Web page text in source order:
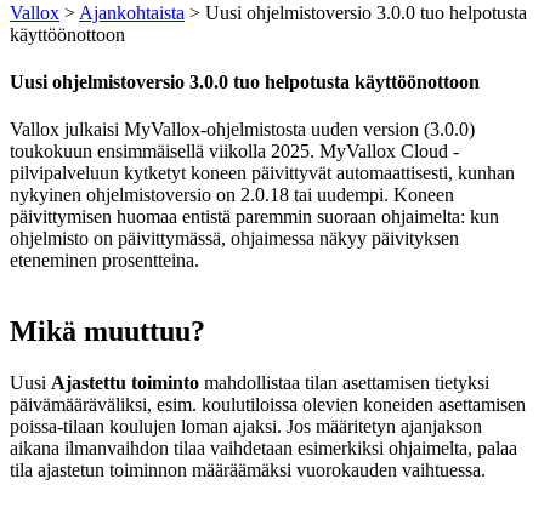
Vallox > Ajankohtaista > Uusi ohjelmistoversio 3.0.0 tuo helpotusta
käyttöönottoon
Uusi ohjelmistoversio 3.0.0 tuo helpotusta käyttöönottoon
Vallox julkaisi MyVallox-ohjelmistosta uuden version (3.0.0)
toukokuun ensimmäisellä viikolla 2025. MyVallox Cloud -
pilvipalveluun kytketyt koneen päivittyvät automaattisesti, kunhan
nykyinen ohjelmistoversio on 2.0.18 tai uudempi. Koneen
päivittymisen huomaa entistä paremmin suoraan ohjaimelta: kun
ohjelmisto on päivittymässä, ohjaimessa näkyy päivityksen
eteneminen prosentteina.
Mikä muuttuu?
Uusi Ajastettu toiminto mahdollistaa tilan asettamisen tietyksi
päivämääräväliksi, esim. koulutiloissa olevien koneiden asettamisen
poissa-tilaan koulujen loman ajaksi. Jos määritetyn ajanjakson
aikana ilmanvaihdon tilaa vaihdetaan esimerkiksi ohjaimelta, palaa
tila ajastetun toiminnon määräämäksi vuorokauden vaihtuessa.